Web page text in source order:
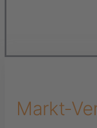
Markt-